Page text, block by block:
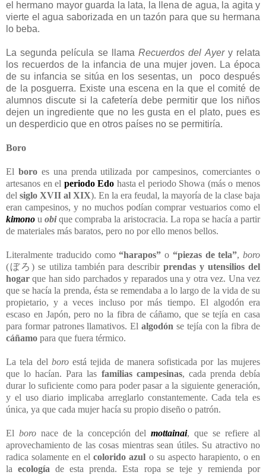
el hermano mayor guarda la lata, la llena de agua, la agita y
vierte el agua saborizada en un tazón para que su hermana
lo beba.
La segunda película se llamaRecuerdos del Ayery relata
los recuerdos de la infancia de una mujer joven. La época
de su infancia se sitúa en los sesentas, un poco después
de la posguerra. Existe una escena en la que el comité de
alumnos discute si la cafetería debe permitir que los niños
dejen un ingrediente que no les gusta en el plato, pues es
un desperdicio que en otros países no se permitiría.
Boro
El boroes una prenda utilizada por campesinos, comerciantes o
artesanos en el periodo Edo hasta el periodo Showa (más o menos
del siglo XVII al XIX). En la era feudal, la mayoría de la clase baja
eran campesinos, y no muchos podían comprar vestuarios como el
kimono uobi que compraba la aristocracia. La ropa se hacía a partir
de materiales más baratos, pero no por ello menos bellos.
Literalmente traducido como“harapos” o “piezas de tela”, boro
(ぼろ ) se utiliza también para describirprendas y utensilios del
hogarque han sido parchados y reparados una y otra vez. Una vez
que se hacía la prenda, ésta se remendaba a lo largo de la vida de su
propietario, y a veces incluso por más tiempo. El algodón era
escaso en Japón, pero no la fibra de cáñamo, que se tejía en casa
para formar patrones llamativos. Elalgodón se tejía con la fibra de
cáñamo para que fuera térmico.
La tela del boroestá tejida de manera sofisticada por las mujeres
que lo hacían. Para las familias campesinas, cada prenda debía
durar lo suficiente como para poder pasar a la siguiente generación,
y el uso diario implicaba arreglarlo constantemente. Cada tela es
única, ya que cada mujer hacía su propio diseño o patrón.
El boro nace de la concepción delmottainai, que se refiere al
aprovechamiento de las cosas mientras sean útiles. Su atractivo no
radica solamente en elcolorido azul o su aspecto harapiento, o en
laecologíade esta prenda. Esta ropa se teje y remienda por